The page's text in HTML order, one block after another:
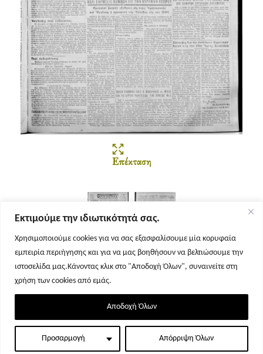
Εκτιμούμε την ιδιωτικότητά σας.
Χρησιμοποιούμε cookies για να σας εξασφαλίσουμε μία κορυφαία
εμπειρία περιήγησης και για να μας βοηθήσουν να βελτιώσουμε την
ιστοσελίδα μας.Κάνοντας κλικ στο "Αποδοχή Όλων", συναινείτε στη
χρήση των cookies από εμάς.
Προσαρμογή Απόρριψη Όλων
Αποδοχή Όλων
Επέκταση
Σελίδα 1 Σελίδα 2